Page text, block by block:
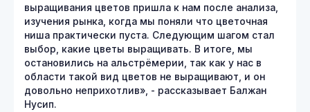
выращивания цветов пришла к нам после анализа,
изучения рынка, когда мы поняли что цветочная
ниша практически пуста. Следующим шагом стал
выбор, какие цветы выращивать. В итоге, мы
остановились на альстрёмерии, так как у нас в
области такой вид цветов не выращивают, и он
довольно неприхотлив», - рассказывает Балжан
Нусип.